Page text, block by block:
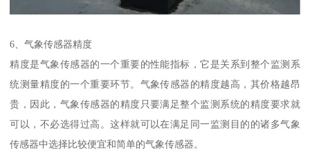
6、气象传感器精度
精度是气象传感器的一个重要的性能指标，它是关系到整个监测系
统测量精度的一个重要环节。气象传感器的精度越高，其价格越昂
贵，因此，气象传感器的精度只要满足整个监测系统的精度要求就
可以，不必选得过高。这样就可以在满足同一监测目的的诸多气象
传感器中选择比较便宜和简单的气象传感器。